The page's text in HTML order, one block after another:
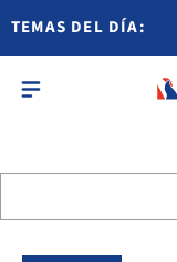
TEMAS DEL DÍA: